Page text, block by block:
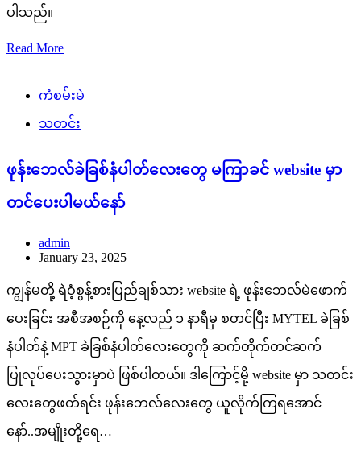
ပါသည်။
Read More
ကံစမ်းမဲ
သတင်း
ဖုန်းဘေလ်ခဲခြစ်နံပါတ်လေးတွေ မကြာခင် website မှာ
တင်ပေးပါမယ်နော်
admin
January 23, 2025
ကျွန်မတို့ ရဲဝံ့စွန့်စားပြည်ချစ်သား website ရဲ့ ဖုန်းဘေလ်မဲဖောက်
ပေးခြင်း အစီအစဉ်ကို နေ့လည် ၁ နာရီမှ စတင်ပြီး MYTEL ခဲခြစ်
နံပါတ်နဲ့ MPT ခဲခြစ်နံပါတ်လေးတွေကို ဆက်တိုက်တင်ဆက်
ပြုလုပ်ပေးသွားမှာပဲ ဖြစ်ပါတယ်။ ဒါကြောင့်မို့ website မှာ သတင်း
လေးတွေဖတ်ရင်း ဖုန်းဘေလ်လေးတွေ ယူလိုက်ကြရအောင်
နော်..အမျိုးတို့ရေ…